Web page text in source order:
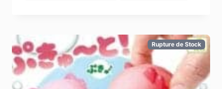
Rupture de Stock